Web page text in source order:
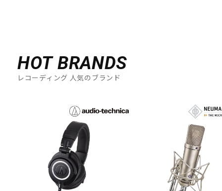
HOT BRANDS
レコーディング 人気のブランド